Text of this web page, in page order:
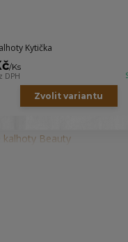
Kytička
/Ks
DPH
Zvolit variantu